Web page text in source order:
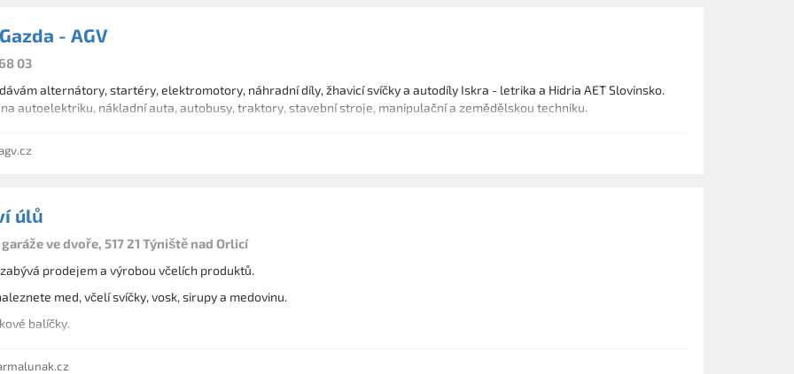
- AGV
03
alternátory, startéry, elektromotory, náhradní díly, žhavicí svíčky a autodíly Iskra - letrika a Hidria AET Slovinsko.
autoelektriku, nákladní auta, autobusy, traktory, stavební stroje, manipulační a zemědělskou techniku.
úlů
ve dvoře, 517 21 Týniště nad Orlicí
Naše firma se zabývá prodejem a výrobou včelích produktů.
med, včelí svíčky, vosk, sirupy a medovinu.
balíčky.